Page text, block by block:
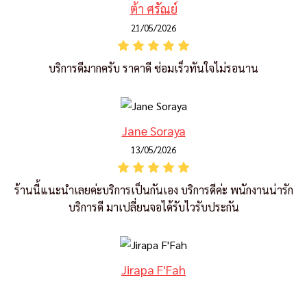
ต้า ศรัณย์
21/05/2026
บริการดีมากครับ ราคาดี ซ่อมเร็วทันใจไม่รอนาน
Jane Soraya
13/05/2026
ร้านนี้แนะนำเลยค่ะบริการเป็นกันเอง บริการดีค่ะ พนักงานน่ารัก
บริการดี มาเปลี่ยนจอได้รับไวรับประกัน
Jirapa F'Fah